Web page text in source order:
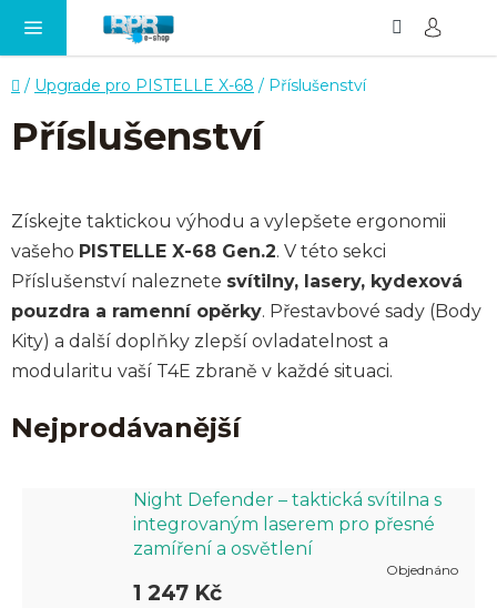
Domů
/ Upgrade pro PISTELLE X-68 / Příslušenství
Příslušenství
Získejte taktickou výhodu a vylepšete ergonomii
vašeho PISTELLE X-68 Gen.2. V této sekci
Příslušenství naleznete svítilny, lasery, kydexová
pouzdra a ramenní opěrky. Přestavbové sady (Body
Kity) a další doplňky zlepší ovladatelnost a
modularitu vaší T4E zbraně v každé situaci.
Nejprodávanější
Night Defender – taktická svítilna s
integrovaným laserem pro přesné
zamíření a osvětlení
Objednáno
1 247 Kč